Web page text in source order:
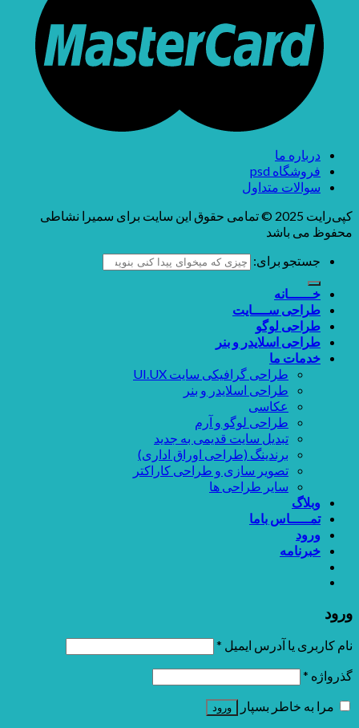
درباره ما
فروشگاه psd
سوالات متداول
کپی‌رایت 2025 © تمامی حقوق این سایت برای سمیرا نشاطی
محفوظ می باشد
جستجو برای:
خــــــانه
طراحی ســــایت
طراحی لوگو
طراحی اسلایدر و بنر
خدمات ما
طراحی گرافیکی سایت UI.UX
طراحی اسلایدر و بنر
عکاسی
طراحی لوگو و آرم
تبدیل سایت قدیمی به جدید
برندینگ (طراحی اوراق اداری)
تصویر سازی و طراحی کاراکتر
سایر طراحی ها
وبلاگ
تمـــــاس باما
ورود
خبرنامه
ورود
نام کاربری یا آدرس ایمیل *
گذرواژه *
مرا به خاطر بسپار
ورود